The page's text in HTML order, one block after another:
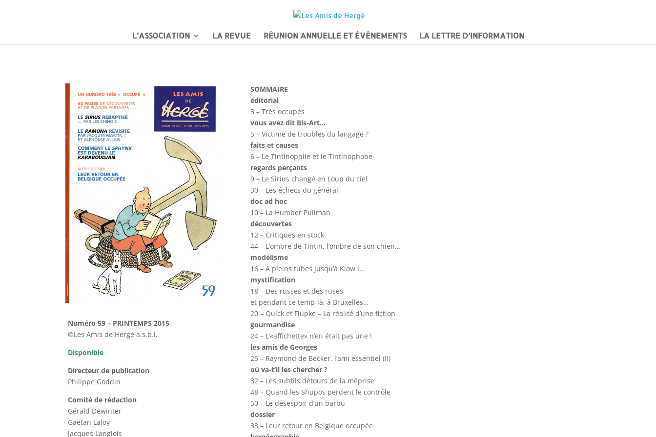
L’ASSOCIATION LA REVUE RÉUNION ANNUELLE ET ÉVÉNEMENTS LA LETTRE D’INFORMATION
Numéro 59 – PRINTEMPS 2015
©Les Amis de Hergé a.s.b.l.
Disponible
Directeur de publication
Philippe Goddin
Comité de rédaction
Gérald Dewinter
Gaëtan Laloy
Jacques Langlois
SOMMAIRE
éditorial
3 – Très occupés
vous avez dit Bis-Art…
5 – Victime de troubles du langage ?
faits et causes
6 – Le Tintinophile et le Tintinophobe
regards perçants
9 – Le Sirius changé en Loup du ciel
30 – Les échecs du général
doc ad hoc
10 – La Humber Pullman
découvertes
12 – Critiques en stock
44 – L’ombre de Tintin, l’ombre de son chien…
modélisme
16 – A pleins tubes jusqu’à Klow !…
mystification
18 – Des russes et des ruses
et pendant ce temp-là, à Bruxelles…
20 – Quick et Flupke – La réalité d’une fiction
gourmandise
24 – L’«affichette» n’en était pas une !
les amis de Georges
25 – Raymond de Becker, l’ami essentiel (II)
où va-t’il les chercher ?
32 – Les subtils détours de la méprise
48 – Quand les Shupos perdent le contrôle
50 – Le désespoir d’un barbu
dossier
33 – Leur retour en Belgique occupée